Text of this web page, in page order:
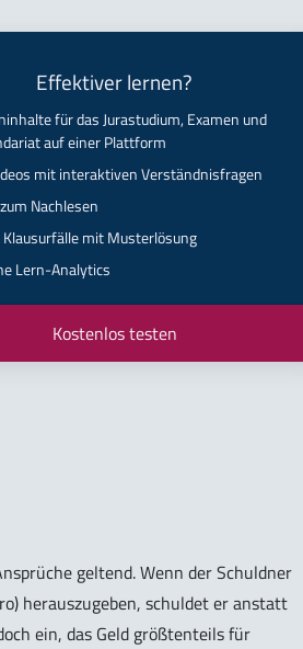
Effektiver lernen?
für das Jurastudium, Examen und
auf einer Plattform
mit interaktiven Verständnisfragen
Nachlesen
mit Musterlösung
Lern-Analytics
Kostenlos testen
geltend. Wenn der Schuldner
herauszugeben, schuldet er anstatt
ein, das Geld größtenteils für